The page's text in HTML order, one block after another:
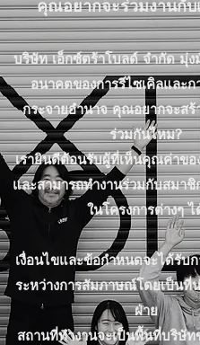
คุณอยากจะร่วมงานกับ
บริษัท เอ็กซ์ตร้าโบลด์ จำกัด มุ่ง
อนาคตของการรีไซเคิลและ
กระจายอำนาจ คุณอยากจะส
ร่วมกันไหม?
เรายินดีต้อนรับผู้ที่เห็นคุณค่าขอ
และสามารถทำงานร่วมกับสมา
ในโครงการต่างๆ ไ
เงื่อนไขและข้อกำหนดจะได้รับ
ระหว่างการสัมภาษณ์โดยเป็นที่
ฝ่าย
สถานที่ทำงานจะเป็นพื้นที่บริษัท